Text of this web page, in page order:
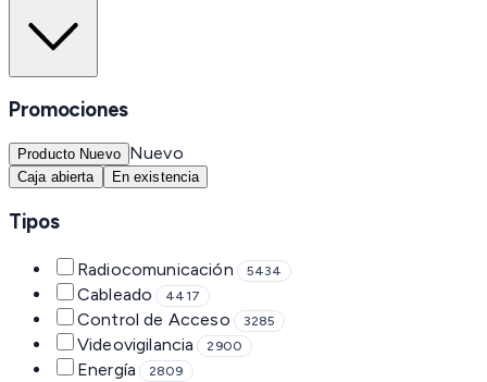
Promociones
Producto Nuevo Nuevo
Caja abierta En existencia
Tipos
Radiocomunicación 5434
Cableado 4417
Control de Acceso 3285
Videovigilancia 2900
Energía 2809